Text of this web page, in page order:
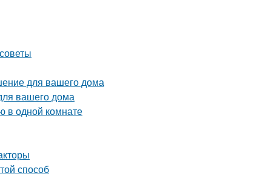
для вашего дома
вашего дома
в одной комнате
способ